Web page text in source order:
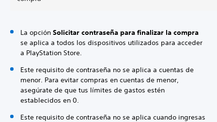
La opción Solicitar contraseña para finalizar la compra
se aplica a todos los dispositivos utilizados para acceder
a PlayStation Store.
Este requisito de contraseña no se aplica a cuentas de
menor. Para evitar compras en cuentas de menor,
asegúrate de que tus límites de gastos estén
establecidos en 0.
Este requisito de contraseña no se aplica cuando ingresas